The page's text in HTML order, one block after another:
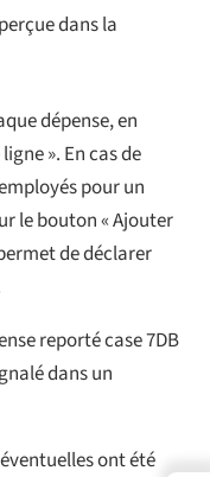
dans la
dépense, en
». En cas de
pour un
le bouton « Ajouter
de déclarer
reporté case 7DB
dans un
ont été